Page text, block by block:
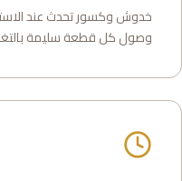
خدوش وكسور تحدث عند
وصول كل قطعة سليمة